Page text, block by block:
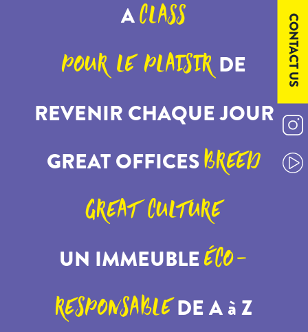
ACLASS
POUR LE PLAISIR DE
REVENIR CHAQUE JOUR
GREAT OFFICES BREED
GREAT CULTURE
UN IMMEUBLEÉCO-
RESPONSABLEDE A à Z
CONTACT US